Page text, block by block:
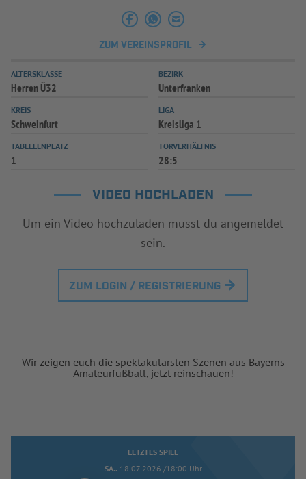
ZUM VEREINSPROFIL
ALTERSKLASSE
Herren Ü32
BEZIRK
Unterfranken
KREIS
Schweinfurt
LIGA
Kreisliga 1
TABELLENPLATZ
1
TORVERHÄLTNIS
28:5
VIDEO HOCHLADEN
Um ein Video hochzuladen musst du angemeldet
sein.
ZUM LOGIN / REGISTRIERUNG
Wir zeigen euch die spektakulärsten Szenen aus Bayerns
Amateurfußball, jetzt reinschauen!
LETZTES SPIEL
SA.. 18.07.2026 /18:00 Uhr